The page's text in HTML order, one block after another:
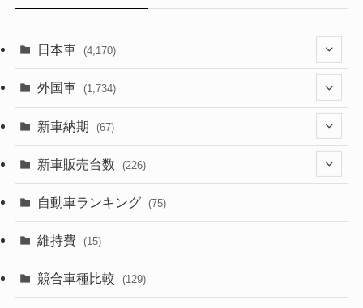
日本車 (4,170)
(1,320)
(329)
(356)
(328)
外国車 (1,734)
(242)
(85)
(84)
新車納期 (67)
(28)
(8)
(3)
新車販売台数 (226)
(21)
自動車ランキング (75)
維持費 (15)
競合車種比較 (129)